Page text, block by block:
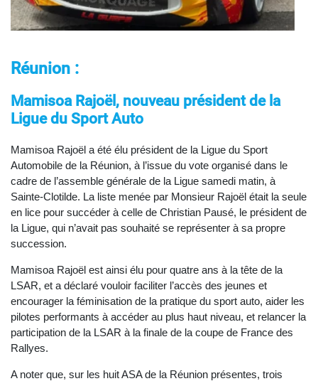
Réunion :
Mamisoa Rajoël, nouveau président de la
Ligue du Sport Auto
Mamisoa Rajoël a été élu président de la Ligue du Sport
Automobile de la Réunion, à l’issue du vote organisé dans le
cadre de l’assemble générale de la Ligue samedi matin, à
Sainte-Clotilde. La liste menée par Monsieur Rajoël était la seule
en lice pour succéder à celle de Christian Pausé, le président de
la Ligue, qui n’avait pas souhaité se représenter à sa propre
succession.
Mamisoa Rajoël est ainsi élu pour quatre ans à la tête de la
LSAR, et a déclaré vouloir faciliter l’accès des jeunes et
encourager la féminisation de la pratique du sport auto, aider les
pilotes performants à accéder au plus haut niveau, et relancer la
participation de la LSAR à la finale de la coupe de France des
Rallyes.
A noter que, sur les huit ASA de la Réunion présentes, trois